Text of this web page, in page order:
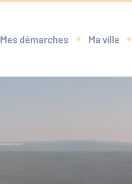
Mes démarches Ma ville